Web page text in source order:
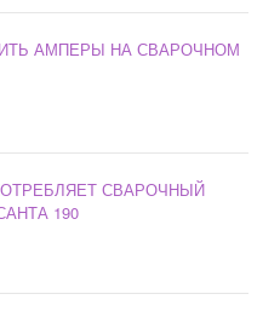
АМПЕРЫ НА СВАРОЧНОМ
СВАРОЧНЫЙ
190